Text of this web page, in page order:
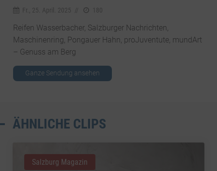
Fr., 25. April. 2025 180
Reifen Wasserbacher, Salzburger Nachrichten,
Maschinenring, Pongauer Hahn, proJuventute, mundArt
– Genuss am Berg
Ganze Sendung ansehen
ÄHNLICHE CLIPS
Salzburg Magazin